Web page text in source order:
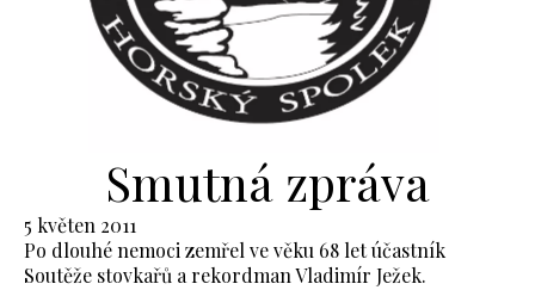
Smutná zpráva
5 květen 2011
Po dlouhé nemoci zemřel ve věku 68 let účastník
Soutěže stovkařů a rekordman Vladimír Ježek.